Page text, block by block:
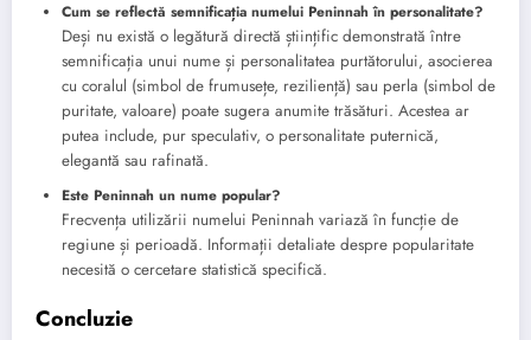
Cum se reflectă semnificația numelui Peninnah în personalitate?
Deși nu există o legătură directă științific demonstrată între
semnificația unui nume și personalitatea purtătorului, asocierea
cu coralul (simbol de frumusețe, reziliență) sau perla (simbol de
puritate, valoare) poate sugera anumite trăsături. Acestea ar
putea include, pur speculativ, o personalitate puternică,
elegantă sau rafinată.
Este Peninnah un nume popular?
Frecvența utilizării numelui Peninnah variază în funcție de
regiune și perioadă. Informații detaliate despre popularitate
necesită o cercetare statistică specifică.
Concluzie